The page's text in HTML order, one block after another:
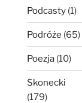
Podcasty (1)
Podróże (65)
Poezja (10)
Skonecki
(179)